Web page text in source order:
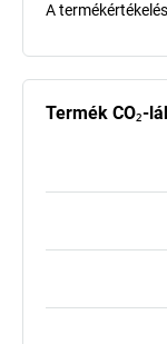
A
Termék CO₂-